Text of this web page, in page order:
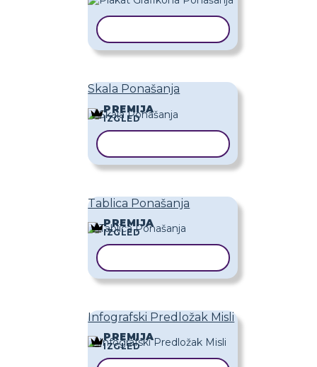
Skala Ponašanja
PREMIJA
IZGLED
Tablica Ponašanja
PREMIJA
IZGLED
Infografski Predložak Misli
PREMIJA
IZGLED